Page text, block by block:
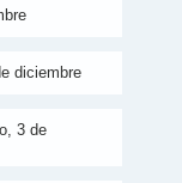
diciembre
3 de